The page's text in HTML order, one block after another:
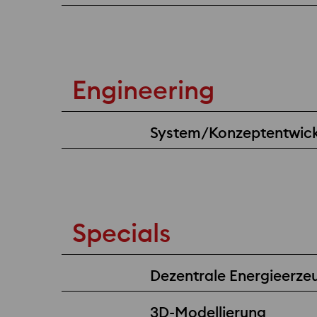
Engineering
System/
Specials
Dezentrale
3D-Modellierung